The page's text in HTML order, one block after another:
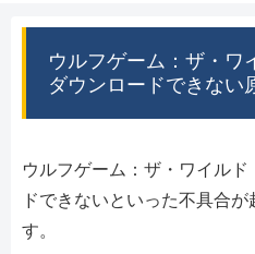
ウルフゲーム：ザ・ワ
ダウンロードできない
ウルフゲーム：ザ・ワイル
ドできないといった不具合
す。